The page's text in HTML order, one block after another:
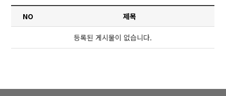
NO 제목
등록된 게시물이 없습니다.